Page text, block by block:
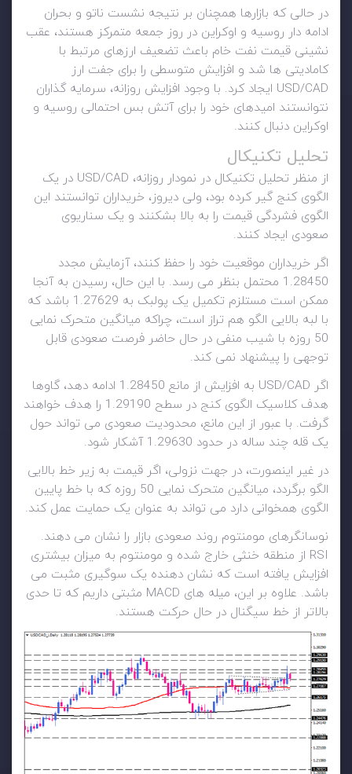
در حالی که بازارها همچنان بر نتیجه نشست ناتو و بحران
ادامه دار روسیه و اوکراین در روز جمعه متمرکز هستند، عقب
نشینی قیمت نفت خام باعث تضعیف ارزهای مرتبط با
کامادیتی ها شد و افزایش متوسطی را برای جفت ارز
USD/CAD ایجاد کرد. با وجود افزایش روزانه، سرمایه گذاران
نتوانستند امیدهای خود را برای آتش بس احتمالی روسیه و
اوکراین دنبال کنند.
تحلیل تکنیکال
از منظر تحلیل تکنیکال در نمودار روزانه، USD/CAD در یک
الگوی کنج گیر کرده بود، ولی دیروز، خریداران توانستند این
الگوی فشردگی قیمت را به بالا بشکنند و یک سناریوی
صعودی ایجاد کنند.
اگر خریداران موقعیت خود را حفظ کنند، آزمایش مجدد
1.28450 محتمل بنظر می رسد. با این حال، رسیدن به آنجا
ممکن است مستلزم تکمیل یک پولبک به 1.27629 باشد که
با لبه بالایی الگو هم تراز است، چراکه میانگین متحرک نمایی
50 روزه با شیب منفی در حال حاضر فرصت صعودی قابل
توجهی را پیشنهاد نمی کند.
اگر USD/CAD به افزایش از مانع 1.28450 ادامه دهد، گاوها
هدف کلاسیک الگوی کنج در سطح 1.29190 را هدف خواهند
گرفت. با عبور از این مانع، محدودیت صعودی می تواند حول
یک قله چند ساله در حدود 1.29630 آشکار شود.
در غیر اینصورت، در جهت نزولی، اگر قیمت به زیر خط بالایی
الگو برگردد، میانگین متحرک نمایی 50 روزه که با خط پایین
الگوی همخوانی دارد می تواند به عنوان یک حمایت عمل کند.
نوسانگرهای مومنتوم روند صعودی بازار را نشان می دهند.
RSI از منطقه خنثی خارج شده و مومنتوم به میزان بیشتری
افزایش یافته است که نشان دهنده یک سوگیری مثبت می
باشد. علاوه بر این، میله های MACD مثبتی داریم که تا حدی
بالاتر از خط سیگنال در حال حرکت هستند.